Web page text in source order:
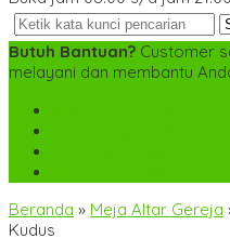
Butuh Bantuan? Customer
melayani dan membantu
Beranda » Meja Altar Gereja
Kudus